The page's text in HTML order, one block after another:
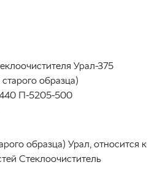
Урал-375
образца)
П-5205-500
образца) Урал, относится к
Стеклоочиститель